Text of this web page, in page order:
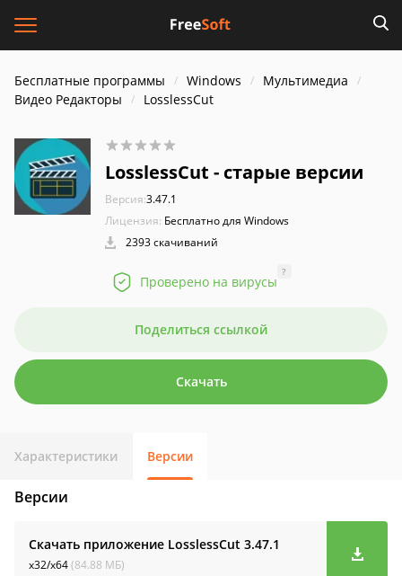
Бесплатные программы Windows
Мультимедиа
Видео Редакторы
LosslessCut
LosslessCut - старые версии
Версия:3.47.1
Лицензия: Бесплатно для Windows
2393 скачиваний
Проверено на вирусы
?
Поделиться ссылкой
Скачать
Характеристики Версии
Версии
Скачать приложение LosslessCut 3.47.1
x32/x64(84.88 МБ)